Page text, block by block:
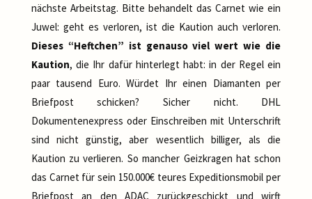
nächste Arbeitstag. Bitte behandelt das Carnet wie ein
Juwel: geht es verloren, ist die Kaution auch verloren.
Dieses “Heftchen” ist genauso viel wert wie die
Kaution, die Ihr dafür hinterlegt habt: in der Regel ein
paar tausend Euro. Würdet Ihr einen Diamanten per
Briefpost schicken? Sicher nicht. DHL
Dokumentenexpress oder Einschreiben mit Unterschrift
sind nicht günstig, aber wesentlich billiger, als die
Kaution zu verlieren. So mancher Geizkragen hat schon
das Carnet für sein 150.000€ teures Expeditionsmobil per
Briefpost an den ADAC zurückgeschickt und wirft